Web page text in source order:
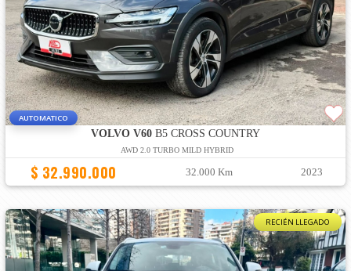
AUTOMATICO
VOLVO V60B5 CROSS COUNTRY
AWD 2.0 TURBO MILD HYBRID
$ 32.990.000 32.000 Km 2023
RECIÉN LLEGADO